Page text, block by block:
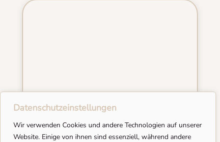
Datenschutzeinstellungen
Wir verwenden Cookies und andere Technologien auf unserer
Website. Einige von ihnen sind essenziell, während andere